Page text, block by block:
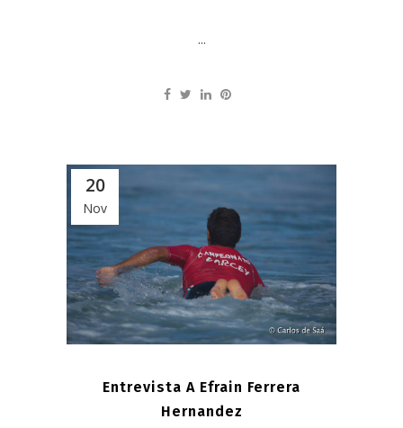
...
20
Nov
Entrevista A Efrain Ferrera
Hernandez